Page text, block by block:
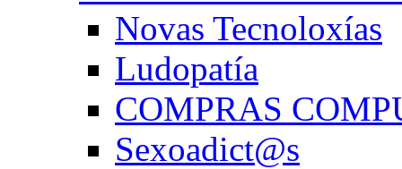
Novas Tecnoloxías
Ludopatía
COMPRAS
Sexoadict@s